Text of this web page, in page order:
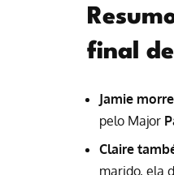
final
Jamie
pelo Major
Claire
marido, ela